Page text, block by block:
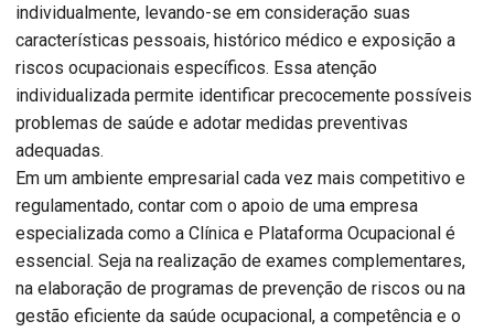
individualmente, levando-se em consideração suas
características pessoais, histórico médico e exposição a
riscos ocupacionais específicos. Essa atenção
individualizada permite identificar precocemente possíveis
problemas de saúde e adotar medidas preventivas
adequadas.
Em um ambiente empresarial cada vez mais competitivo e
regulamentado, contar com o apoio de uma empresa
especializada como a Clínica e Plataforma Ocupacional é
essencial. Seja na realização de exames complementares,
na elaboração de programas de prevenção de riscos ou na
gestão eficiente da saúde ocupacional, a competência e o